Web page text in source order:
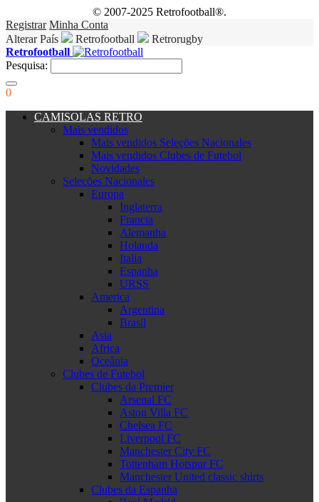
© 2007-2025 Retrofootball®.
Registrar Minha Conta
Alterar País
Retrofootball
Retrorugby
Retrofootball
Pesquisa:
0
CAMISOLAS RETRO
Mais vendidos
Mais vendidos Seleções Nacionales
Mais vendidos Clubes de Futebol
Novidades
Seleções Nacionales
Europa
Inglaterra
Francia
Alemanha
Holanda
Italia
Espanha
URSS
America
Argentina
Brasil
Asia
Africa
Oceânia
Clubes de Futebol
Clubes da Premier
Arsenal FC
Aston Villa FC
Chelsea FC
Liverpool FC
Manchester City FC
Tottenham Hotspur FC
Manchester United classic shirts
Clubes da Espanha